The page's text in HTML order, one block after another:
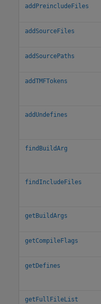
addPreincludeFiles
addSourceFiles
addSourcePaths
addTMFTokens
addUndefines
findBuildArg
findIncludeFiles
getBuildArgs
getCompileFlags
getDefines
getFullFileList